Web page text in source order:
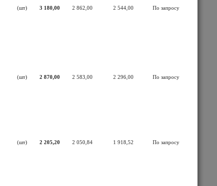
(шт) 3 180,00 2 862,00 2 544,00 По запросу
(шт) 2 870,00 2 583,00 2 296,00 По запросу
(шт) 2 205,20 2 050,84 1 918,52 По запросу